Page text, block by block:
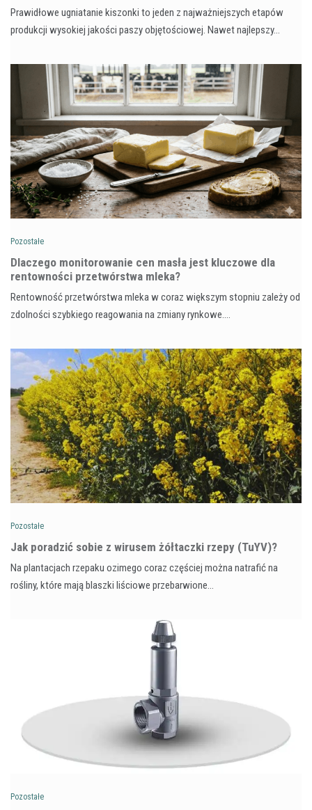
Prawidłowe ugniatanie kiszonki to jeden z najważniejszych etapów
produkcji wysokiej jakości paszy objętościowej. Nawet najlepszy…
Pozostałe
Dlaczego monitorowanie cen masła jest kluczowe dla
rentowności przetwórstwa mleka?
Rentowność przetwórstwa mleka w coraz większym stopniu zależy od
zdolności szybkiego reagowania na zmiany rynkowe.…
Pozostałe
​Jak poradzić sobie z wirusem żółtaczki rzepy (TuYV)?
Na plantacjach rzepaku ozimego coraz częściej można natrafić na
rośliny, które mają blaszki liściowe przebarwione…
Pozostałe